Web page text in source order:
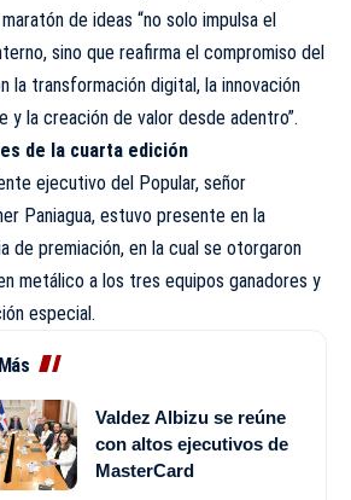
de ideas “no solo impulsa el
sino que reafirma el compromiso del
la transformación digital, la innovación
y la creación de valor desde adentro”.
de la cuarta edición
ejecutivo del Popular, señor
Paniagua, estuvo presente en la
de premiación, en la cual se otorgaron
metálico a los tres equipos ganadores y
especial.
Valdez Albizu se reúne
con altos ejecutivos de
MasterCard